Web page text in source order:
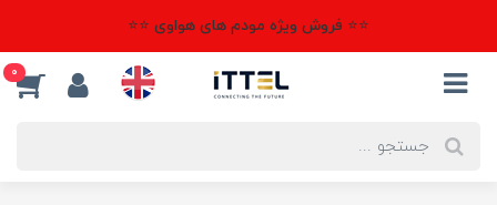
⭐⭐ فروش ویژه مودم های هواوی ⭐⭐
0